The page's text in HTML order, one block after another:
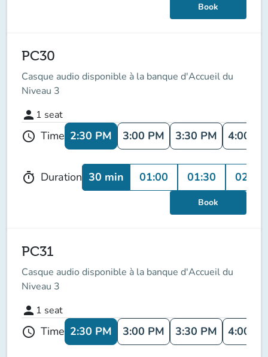
Book
PC30
Casque audio disponible à la banque d'Accueil du
Niveau 3
person 1 seat
schedule Time 2:30 PM 3:00 PM 3:30 PM 4:00
timer Duration 30 min 01:00 01:30 02:00
Book
PC31
Casque audio disponible à la banque d'Accueil du
Niveau 3
person 1 seat
schedule Time 2:30 PM 3:00 PM 3:30 PM 4:00